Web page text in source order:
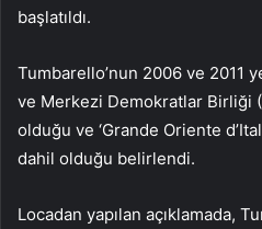
başlatıldı.
Tumbarello’nun 2006 ve 2011
ve Merkezi Demokratlar Birliği
olduğu ve ‘Grande Oriente
dahil olduğu belirlendi.
Locadan yapılan açıklamada,